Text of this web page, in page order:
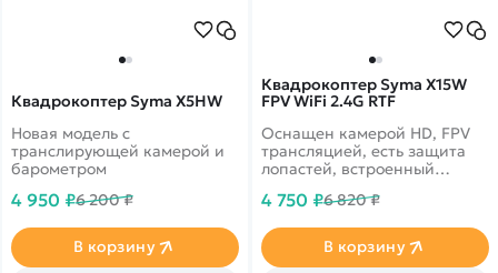
Квадрокоптер Syma X5HW
Новая модель с
транслирующей камерой и
барометром
4 950 ₽6 200 ₽
В корзину
Квадрокоптер Syma X15W
FPV WiFi 2.4G RTF
Оснащен камерой HD, FPV
трансляцией, есть защита
лопастей, встроенный
4 750 ₽6 820 ₽
В корзину